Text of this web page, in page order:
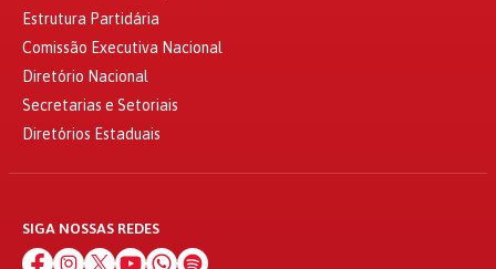
Estrutura Partidária
Comissão Executiva Nacional
Diretório Nacional
Secretarias e Setoriais
Diretórios Estaduais
SIGA NOSSAS REDES